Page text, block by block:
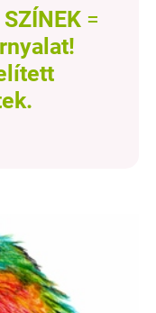
SZÍNEK =
!